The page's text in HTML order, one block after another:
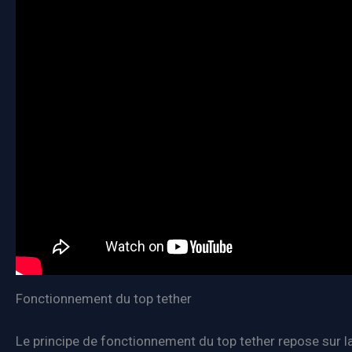
Fonctionnement du top tether
Le principe de fonctionnement du top tether repose sur